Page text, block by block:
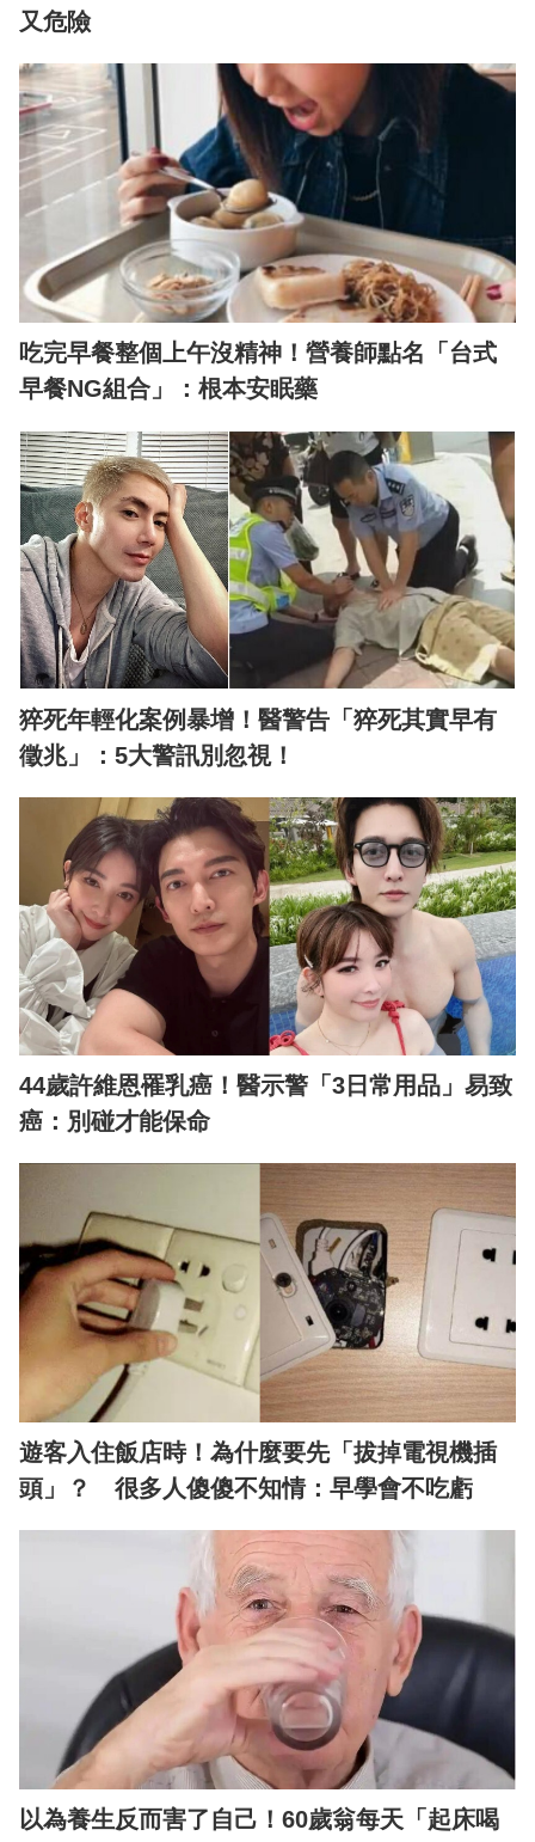
又危險
吃完早餐整個上午沒精神！營養師點名「台式
早餐NG組合」：根本安眠藥
猝死年輕化案例暴增！醫警告「猝死其實早有
徵兆」：5大警訊別忽視！
44歲許維恩罹乳癌！醫示警「3日常用品」易致
癌：別碰才能保命
遊客入住飯店時！為什麼要先「拔掉電視機插
頭」？ 很多人傻傻不知情：早學會不吃虧
以為養生反而害了自己！60歲翁每天「起床喝